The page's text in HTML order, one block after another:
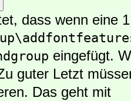
dass wenn eine
eingefügt.
guter Letzt
Das geht mit